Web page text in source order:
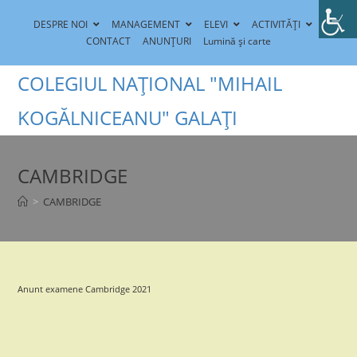
DESPRE NOI MANAGEMENT ELEVI
ACTIVITĂȚI
CONTACT
ANUNȚURI Lumină și carte
COLEGIUL NAȚIONAL "MIHAIL
KOGĂLNICEANU" GALAȚI
CAMBRIDGE
> CAMBRIDGE
Anunt examene Cambridge 2021